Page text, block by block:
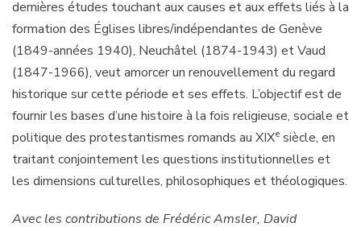
dernières études touchant aux causes et aux effets liés à la
formation des Églises libres/indépendantes de Genève
(1849-années 1940), Neuchâtel (1874-1943) et Vaud
(1847-1966), veut amorcer un renouvellement du regard
historique sur cette période et ses effets. L’objectif est de
fournir les bases d’une histoire à la fois religieuse, sociale et
politique des protestantismes romands au XIXe siècle, en
traitant conjointement les questions institutionnelles et
les dimensions culturelles, philosophiques et théologiques.
Avec les contributions de Frédéric Amsler, David